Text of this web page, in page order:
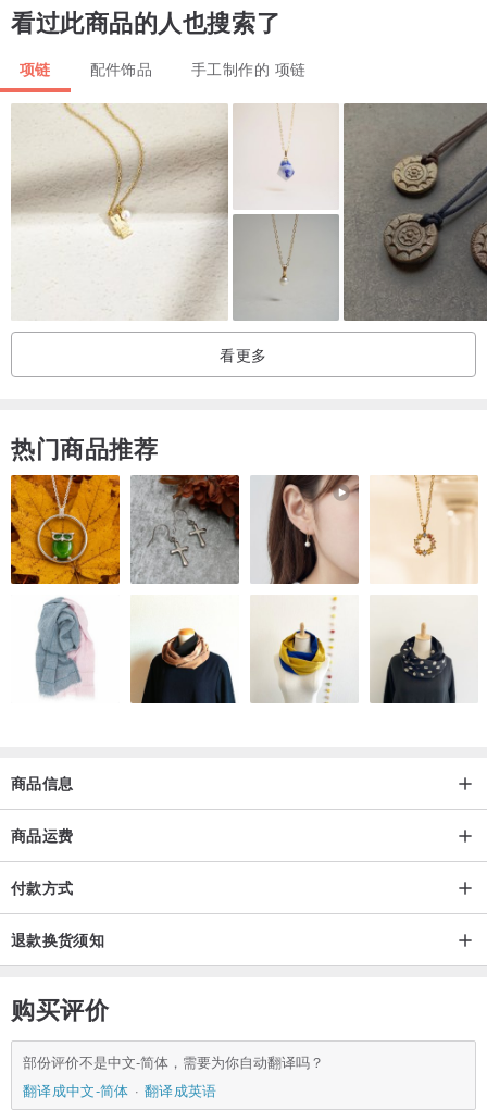
再搭配青金石
一、灵性作用
青金石作为纯天然的珍贵宝石的一种，大自然赋予了其神奇的力量。
青金石拥有强大的灵力，具有超强的净化作用，能够驱除周围邪气，
经常佩戴，能够达到辟邪、祈福、转运之功效。它被誉为佛教七宝之
一，相传它是佛教之中药师佛的化身，经常佩戴青金石饰品能够起到
驱除病气、轻身健体的效果。
青金石在数千年以前就被人们当做药物使用了，古代的西方国家曾经
用它来退烧或是治疗忧郁症，有奇效。就现在来说，青金石非常珍贵
且罕见，已经不用它入药了，然青晶石所独有的强大的磁场和独特的
痛、晕眩亦有良好的治疗效果。同时，青金石可以有效缓解呼吸系统
的疾病，还能起到降血压的功效。青晶石含有独特的矿物成分和微量
元素，经常佩戴青晶石饰品能够补充人体稀缺的矿物质和微量元素，
起到增强人体的免疫力，加快人体的新陈代谢，起到强身健体、美容
养颜的作用。
三、心理作用
青金石一般是蓝色的，而蓝色在西方象征着尊贵，所以佩戴青金石能
提升人的尊贵气质。它还能够提高人的洞察力，缓解人的焦虑的情
绪，让人在杂乱的环境中仍然能保持平心静气，气定神闲的去面对所
会有种盛开美丽沈静之感
美美美
只有一个，
独一无二
看过此商品的人也搜索了
项链 配件饰品 手工制作的 项链
看更多
热门商品推荐
商品信息
商品运费
付款方式
退款换货须知
购买评价
部份评价不是中文-简体，需要为你自动翻译吗？
翻译成中文-简体
翻译成英语